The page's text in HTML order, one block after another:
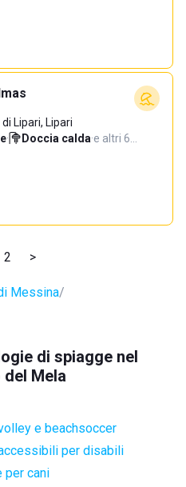
Lipari, Lipari
· Doccia calda·e altri 6…
2 >
Messina
di spiagge nel
del Mela
e beachsoccer
per disabili
per cani